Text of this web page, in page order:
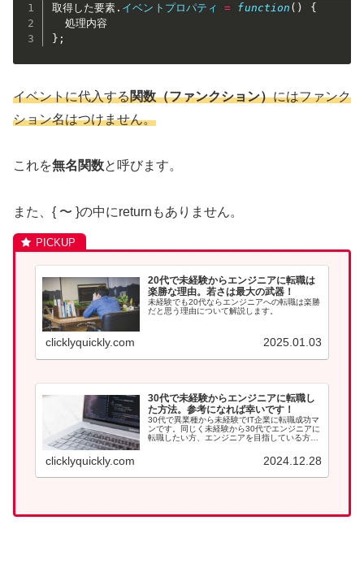
取得した要素 . イベントプロパティ = function ( )
{
} ;
イベントに代入する関数（ファンクション）にはファンク
ション名はつけません。
これを無名関数と呼びます。
また、{ 〜 }の中にreturnもありません。
20代で未経験からエンジニアに転職は
楽勝な理由。若さは最大の武器！
未経験でも20代ならエンジニアへの転職は楽勝
だと思う理由について解説します。
clicklyquickly.com 2025.01.03
30代で未経験からエンジニアに転職し
た方法。参考になれば幸いです！
30代で異業種から未経験でIT企業に転職成功マ
ンです。同じく未経験から30代でエンジニアに
転職したい方、エンジニアを目指している方は
clicklyquickly.com 2024.12.28